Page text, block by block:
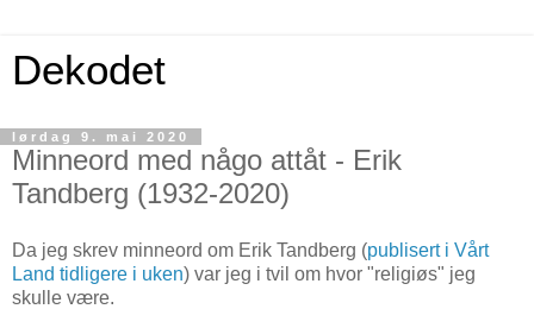
Dekodet
lørdag 9. mai 2020
Minneord med någo attåt - Erik
Tandberg (1932-2020)
Da jeg skrev minneord om Erik Tandberg (publisert i Vårt
Land tidligere i uken) var jeg i tvil om hvor "religiøs" jeg
skulle være.